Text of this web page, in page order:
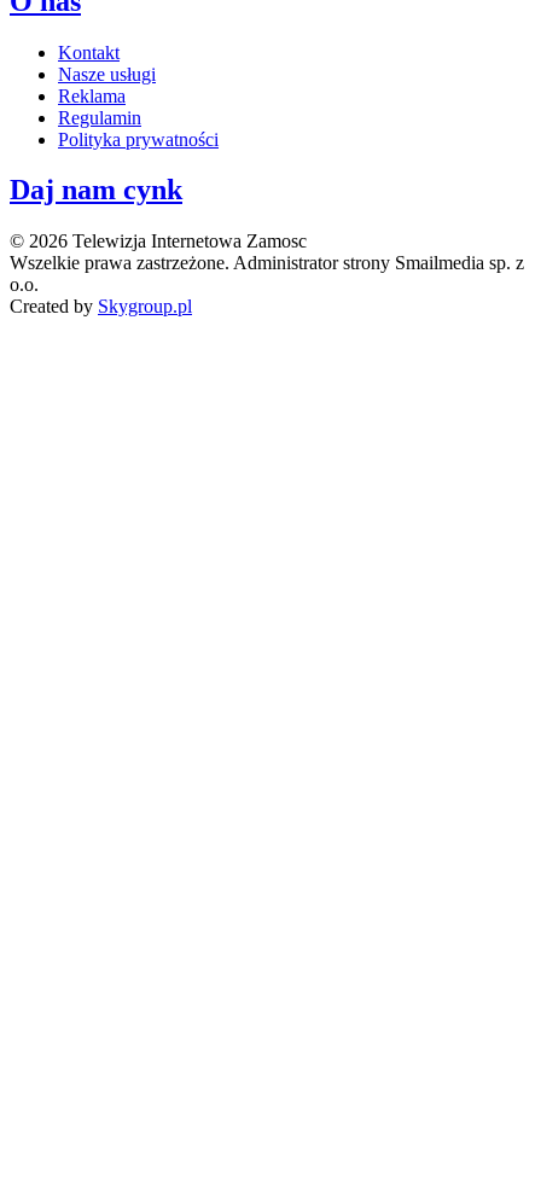
Kontakt
Nasze usługi
Reklama
Regulamin
Polityka prywatności
Daj nam cynk
© 2026 Telewizja Internetowa Zamosc
Wszelkie prawa zastrzeżone. Administrator strony Smailmedia sp. z
o.o.
Created by Skygroup.pl